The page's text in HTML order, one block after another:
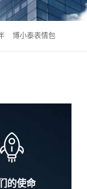
博小泰表情包
的使命